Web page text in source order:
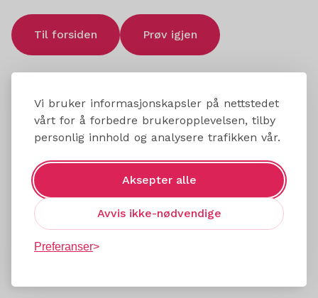
Vi bruker informasjonskapsler på nettstedet
vårt for å forbedre brukeropplevelsen, tilby
personlig innhold og analysere trafikken vår.
Aksepter alle
Avvis ikke-nødvendige
Preferanser
Til forsiden Prøv igjen